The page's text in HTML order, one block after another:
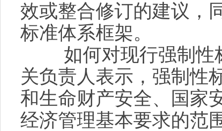
效或整合修订的建议，
标准体系框架。
如何对现行强制性
关负责人表示，强制性
和生命财产安全、国家
经济管理基本要求的范